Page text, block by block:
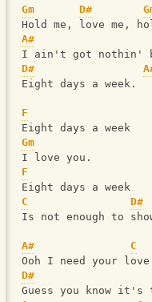
Gm D#
Hold me, love me,
A#
I ain't got nothin'
D#
Eight days a week.
F
Eight days a week
Gm
I love you.
F
Eight days a week
C
D#
Is not enough to
A#
C
Ooh I need your love
D#
Guess you know it's